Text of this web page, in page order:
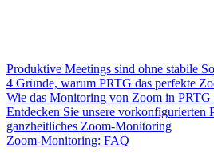
Produktive Meetings sind ohne stabile
4 Gründe, warum PRTG das perfekte
Wie das Monitoring von Zoom in PRTG
Entdecken Sie unsere vorkonfigurierten
ganzheitliches Zoom-Monitoring
Zoom-Monitoring: FAQ